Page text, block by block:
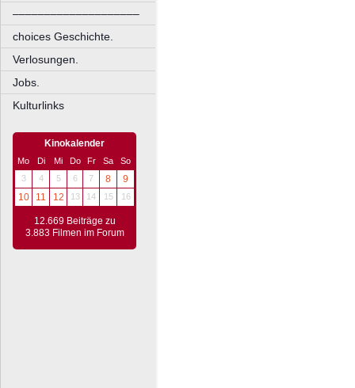
––––––––––––––––––––
choices Geschichte.
Verlosungen.
Jobs.
Kulturlinks
Kinokalender
Mo Di Mi Do Fr Sa
So
3
4 5 6 7 8
9
10
11 12 13 14 15 16
12.669 Beiträge zu
3.883 Filmen im Forum